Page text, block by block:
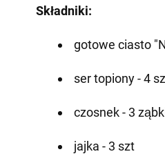
Składniki:
gotowe ciasto
ser topiony - 4
czosnek - 3
jajka - 3 szt